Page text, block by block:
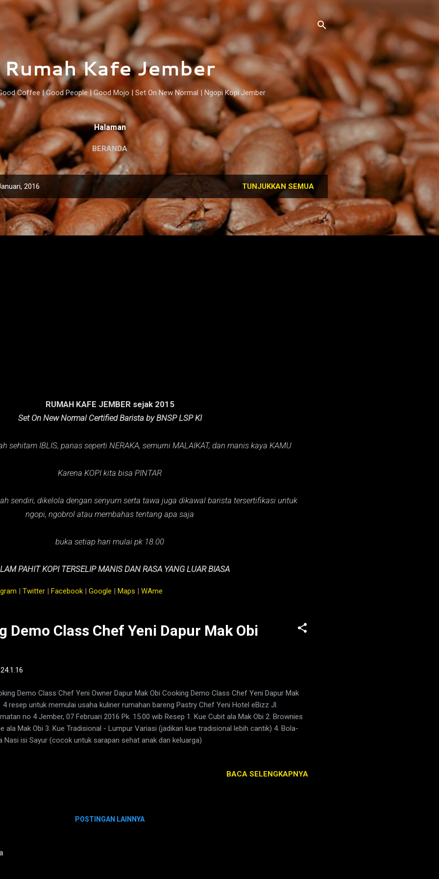
Langsung ke konten utama
Rumah Kafe Jember
Coffee | Good People | Good Mojo | Set On New Normal | Ngopi Kopi Jember
Halaman
BERANDA
2016 TUNJUKKAN SEMUA
RUMAH KAFE JEMBER sejak 2015
Set On New Normal Certified Barista by BNSP LSP KI
sehitam IBLIS, panas seperti NERAKA, semurni MALAIKAT, dan manis kaya KAMU
Karena KOPI kita bisa PINTAR
sendiri, dikelola dengan senyum serta tawa juga dikawal barista tersertifikasi untuk
ngopi, ngobrol atau membahas tentang apa saja
buka setiap hari mulai pk 18.00
PAHIT KOPI TERSELIP MANIS DAN RASA YANG LUAR BIASA
| Twitter | Facebook | Google | Maps | WAme
Demo Class Chef Yeni Dapur Mak Obi
24.1.16
Demo Class Chef Yeni Owner Dapur Mak Obi Cooking Demo Class Chef Yeni Dapur Mak
4 resep untuk memulai usaha kuliner rumahan bareng Pastry Chef Yeni Hotel eBizz Jl.
no 4 Jember, 07 Februari 2016 Pk. 15.00 wib Resep 1. Kue Cubit ala Mak Obi 2. Brownies
ala Mak Obi 3. Kue Tradisional - Lumpur Variasi (jadikan kue tradisional lebih cantik) 4. Bola-
Nasi isi Sayur (cocok untuk sarapan sehat anak dan keluarga)
BACA SELENGKAPNYA
POSTINGAN LAINNYA